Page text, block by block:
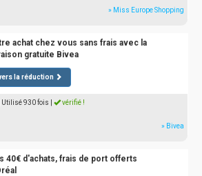
» Miss Europe Shopping
achat chez vous sans frais avec la
gratuite Bivea
la réduction
| Utilisé 930 fois vérifié !
» Bivea
40€ d'achats, frais de port offerts